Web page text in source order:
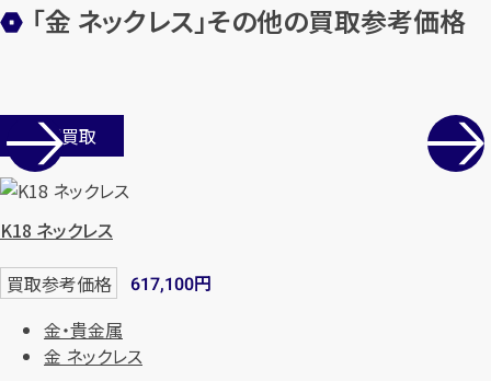
メールで無料相談する
「金 ネックレス」その他の買取参考価格
店舗買取
K18 ネックレス
買取参考価格 617,100円
金・貴金属
金 ネックレス